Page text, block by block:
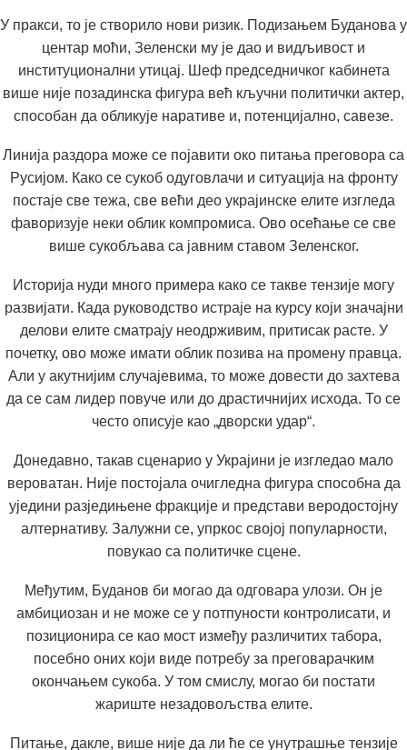
У пракси, то је створило нови ризик. Подизањем Буданова у
центар моћи, Зеленски му је дао и видљивост и
институционални утицај. Шеф председничког кабинета
више није позадинска фигура већ кључни политички актер,
способан да обликује наративе и, потенцијално, савезе.
Линија раздора може се појавити око питања преговора са
Русијом. Како се сукоб одуговлачи и ситуација на фронту
постаје све тежа, све већи део украјинске елите изгледа
фаворизује неки облик компромиса. Ово осећање се све
више сукобљава са јавним ставом Зеленског.
Историја нуди много примера како се такве тензије могу
развијати. Када руководство истраје на курсу који значајни
делови елите сматрају неодрживим, притисак расте. У
почетку, ово може имати облик позива на промену правца.
Али у акутнијим случајевима, то може довести до захтева
да се сам лидер повуче или до драстичнијих исхода. То се
често описује као „дворски удар“.
Донедавно, такав сценарио у Украјини је изгледао мало
вероватан. Није постојала очигледна фигура способна да
уједини разједињене фракције и представи веродостојну
алтернативу. Залужни се, упркос својој популарности,
повукао са политичке сцене.
Међутим, Буданов би могао да одговара улози. Он је
амбициозан и не може се у потпуности контролисати, и
позиционира се као мост између различитих табора,
посебно оних који виде потребу за преговарачким
окончањем сукоба. У том смислу, могао би постати
жариште незадовољства елите.
Питање, дакле, више није да ли ће се унутрашње тензије